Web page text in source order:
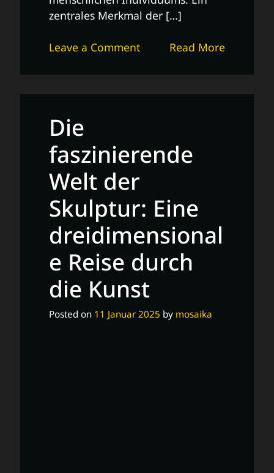
zentrales Merkmal der […]
Read More
Leave a Commenton
Wiedergeburt
der
Kunstrenaissance
in
Die
faszinierende
Welt der
Skulptur: Eine
dreidimensional
e Reise durch
die Kunst
Posted on 11 Januar 2025 by mosaika